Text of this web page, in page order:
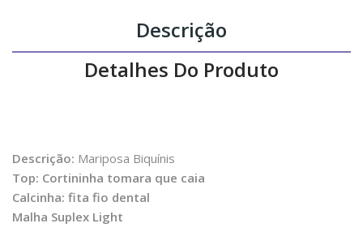
Descrição
Detalhes Do Produto
Descrição: Mariposa Biquínis
Top: Cortininha tomara que caia
Calcinha: fita fio dental
Malha Suplex Light